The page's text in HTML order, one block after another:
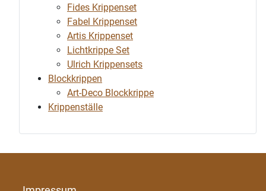
Fides Krippenset
Fabel Krippenset
Artis Krippenset
Lichtkrippe Set
Ulrich Krippensets
Blockkrippen
Art-Deco Blockkrippe
Krippenställe